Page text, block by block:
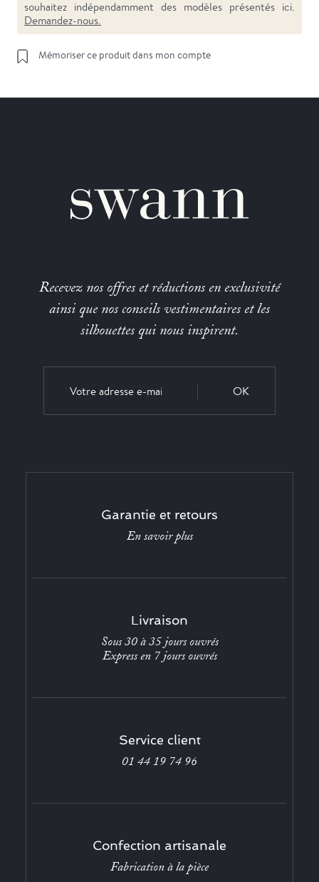
souhaitez indépendamment des modèles présentés ici.
Demandez-nous.
Mémoriser ce produit dans mon compte
Recevez nos offres et réductions en exclusivité
ainsi que nos conseils vestimentaires et les
silhouettes qui nous inspirent.
OK
Garantie et retours
En savoir plus
Livraison
Sous 30 à 35 jours ouvrés
Express en 7 jours ouvrés
Service client
01 44 19 74 96
Confection artisanale
Fabrication à la pièce